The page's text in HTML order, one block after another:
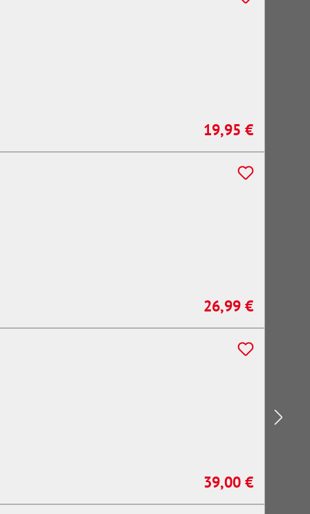
Regulärer Preis:
19,95 €
Regulärer Preis:
26,99 €
Regulärer Preis:
39,00 €